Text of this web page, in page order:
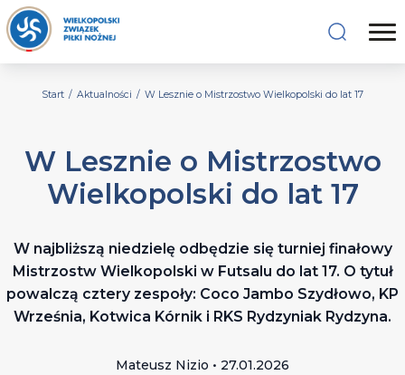
Start / Aktualności / W Lesznie o Mistrzostwo Wielkopolski do lat 17
W Lesznie o Mistrzostwo
Wielkopolski do lat 17
W najbliższą niedzielę odbędzie się turniej finałowy
Mistrzostw Wielkopolski w Futsalu do lat 17. O tytuł
powalczą cztery zespoły: Coco Jambo Szydłowo, KP
Września, Kotwica Kórnik i RKS Rydzyniak Rydzyna.
Mateusz Nizio • 27.01.2026